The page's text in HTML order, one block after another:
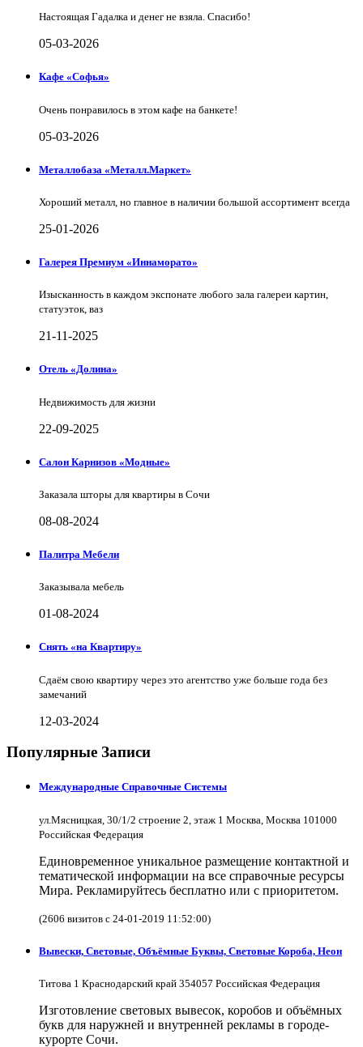
Настоящая Гадалка и денег не взяла. Спасибо!
05-03-2026
Кафе «Софья»
Очень понравилось в этом кафе на банкете!
05-03-2026
Металлобаза «Металл.Маркет»
Хороший металл, но главное в наличии большой ассортимент всегда
25-01-2026
Галерея Премиум «Иннаморато»
Изысканность в каждом экспонате любого зала галереи картин,
статуэток, ваз
21-11-2025
Отель «Долина»
Недвижимость для жизни
22-09-2025
Салон Карнизов «Модные»
Заказала шторы для квартиры в Сочи
08-08-2024
Палитра Мебели
Заказывала мебель
01-08-2024
Снять «на Квартиру»
Сдаём свою квартиру через это агентство уже больше года без
замечаний
12-03-2024
Популярные Записи
Международные Справочные Системы
ул.Мясницкая, 30/1/2 строение 2, этаж 1 Москва, Москва 101000
Российская Федерация
Единовременное уникальное размещение контактной и
тематической информации на все справочные ресурсы
Мира. Рекламируйтесь бесплатно или с приоритетом.
(2606 визитов с 24-01-2019 11:52:00)
Вывески, Световые, Объёмные Буквы, Световые Короба, Неон
Титова 1 Краснодарский край 354057 Российская Федерация
Изготовление световых вывесок, коробов и объёмных
букв для наружней и внутренней рекламы в городе-
курорте Сочи.